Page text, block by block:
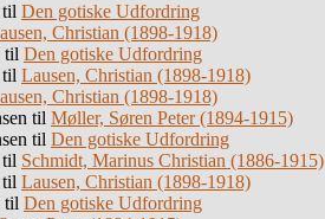
til Den gotiske Udfordring
Christian (1898-1918)
til Den gotiske Udfordring
til Lausen, Christian (1898-1918)
Christian (1898-1918)
til Møller, Søren Peter (1894-1915)
til Den gotiske Udfordring
til Schmidt, Marinus Christian (1886-1915)
til Lausen, Christian (1898-1918)
til Den gotiske Udfordring